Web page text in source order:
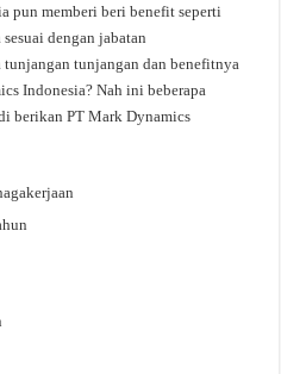
pun memberi beri benefit seperti
dengan jabatan
tunjangan dan benefitnya
Indonesia? Nah ini beberapa
berikan PT Mark Dynamics